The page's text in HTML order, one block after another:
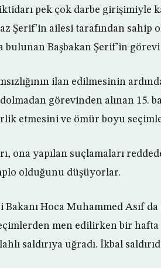
pek çok darbe girişimiyle
Şerif’in ailesi tarafından sahip
Başbakan Şerif’in
ilan edilmesinin
görevinden alınan 15.
etmesini ve ömür boyu
ona yapılan suçlamaları
olduğunu düşüyorlar.
Bakanı Hoca Muhammed Asıf
men edilirken bir
saldırıya uğradı. İkbal